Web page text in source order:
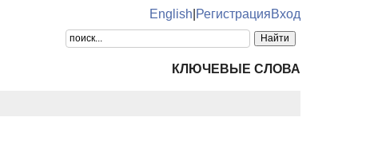
English РегистрацияВход
КЛЮЧЕВЫЕ СЛОВА